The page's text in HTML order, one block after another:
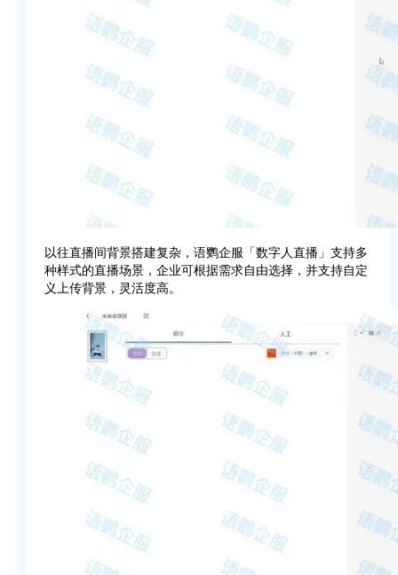
以往直播间背景搭建复杂，语鹦企服「数字人直播」支持多
种样式的直播场景，企业可根据需求自由选择，并支持自定
义上传背景，灵活度高。